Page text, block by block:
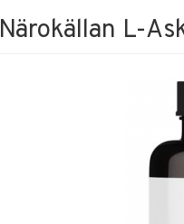
Närokällan L-